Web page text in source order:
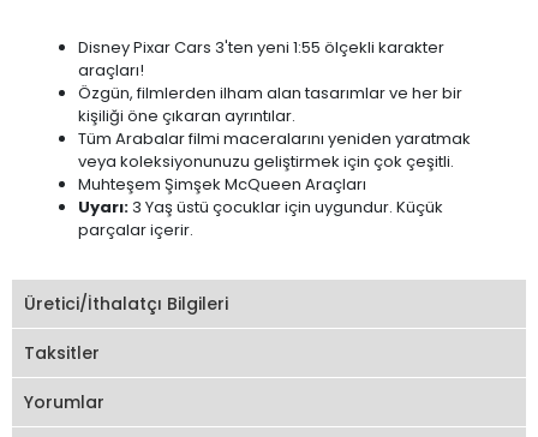
Disney Pixar Cars 3'ten yeni 1:55 ölçekli karakter
araçları!
Özgün, filmlerden ilham alan tasarımlar ve her bir
kişiliği öne çıkaran ayrıntılar.
Tüm Arabalar filmi maceralarını yeniden yaratmak
veya koleksiyonunuzu geliştirmek için çok çeşitli.
Muhteşem Şimşek McQueen Araçları
Uyarı:3 Yaş üstü çocuklar için uygundur. Küçük
parçalar içerir.
Üretici/İthalatçı Bilgileri
Taksitler
Yorumlar